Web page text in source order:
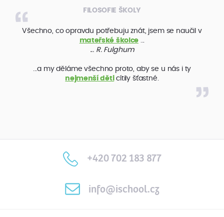
FILOSOFIE ŠKOLY
Všechno, co opravdu potřebuju znát, jsem se naučil v
mateřské školce...
... R. Fulghum
...a my děláme všechno proto, aby se u nás i ty
nejmenší děticítily šťastné.
+420 702 183 877
info@ischool.cz